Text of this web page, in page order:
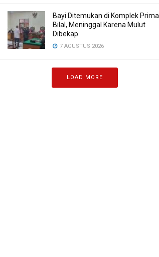
Bayi Ditemukan di Komplek Prima
Bilal, Meninggal Karena Mulut
Dibekap
7 AGUSTUS 2026
LOAD MORE